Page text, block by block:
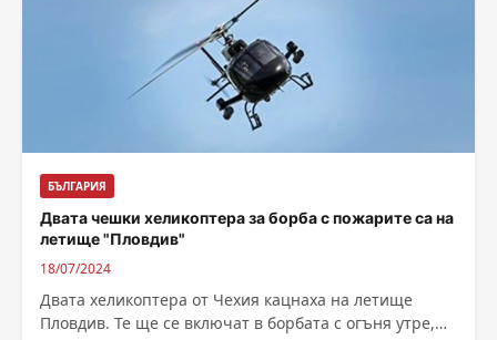
БЪЛГАРИЯ
Двата чешки хеликоптера за борба с пожарите са на
летище "Пловдив"
18/07/2024
Двата хеликоптера от Чехия кацнаха на летище
Пловдив. Те ще се включат в борбата с огъня утре,